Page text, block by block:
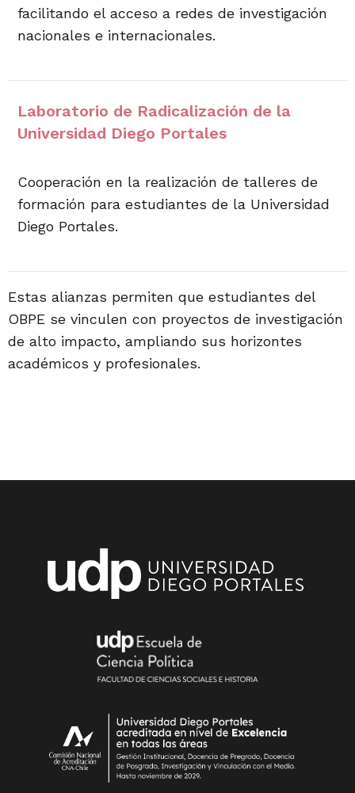
facilitando el acceso a redes de investigación
nacionales e internacionales.
Laboratorio de Radicalización de la
Universidad Diego Portales
Cooperación en la realización de talleres de
formación para estudiantes de la Universidad
Diego Portales.
Estas alianzas permiten que estudiantes del
OBPE se vinculen con proyectos de investigación
de alto impacto, ampliando sus horizontes
académicos y profesionales.